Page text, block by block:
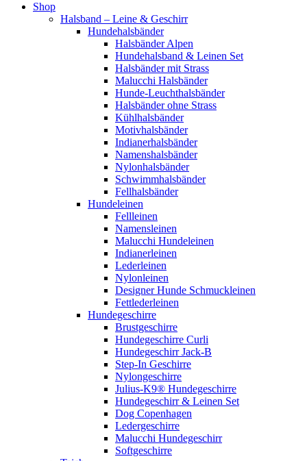
Shop
Halsband – Leine & Geschirr
Hundehalsbänder
Halsbänder Alpen
Hundehalsband & Leinen Set
Halsbänder mit Strass
Malucchi Halsbänder
Hunde-Leuchthalsbänder
Halsbänder ohne Strass
Kühlhalsbänder
Motivhalsbänder
Indianerhalsbänder
Namenshalsbänder
Nylonhalsbänder
Schwimmhalsbänder
Fellhalsbänder
Hundeleinen
Fellleinen
Namensleinen
Malucchi Hundeleinen
Indianerleinen
Lederleinen
Nylonleinen
Designer Hunde Schmuckleinen
Fettlederleinen
Hundegeschirre
Brustgeschirre
Hundegeschirre Curli
Hundegeschirr Jack-B
Step-In Geschirre
Nylongeschirre
Julius-K9® Hundegeschirre
Hundegeschirr & Leinen Set
Dog Copenhagen
Ledergeschirre
Malucchi Hundegeschirr
Softgeschirre